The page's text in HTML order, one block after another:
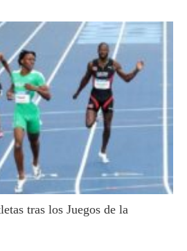
tras los Juegos de la